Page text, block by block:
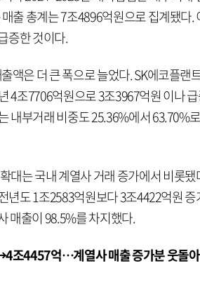
출 총계는 7조4896억원으로 집계됐다.
증한 것이다.
액은 더 큰 폭으로 늘었다. SK에코플랜
4조7706억원으로 3조3967억원 이나
내부거래 비중도 25.36%에서 63.70%
대는 국내 계열사 거래 증가에서 비롯
년도 1조2583억원보다 3조4422억원
매출이 98.5%를 차지했다.
조4457억…계열사 매출 증가분 웃돌아